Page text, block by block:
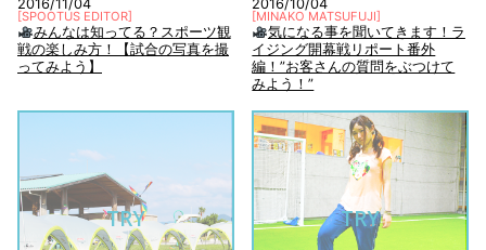
2016/11/04
[SPOOTUS EDITOR]
みんなは知ってる？スポーツ観
戦の楽しみ方！【試合の写真を撮
ってみよう】
2016/10/04
[MINAKO MATSUFUJI]
気になる事を聞いてきます！ラ
イジング開幕戦リポート番外
編！”お客さんの質問をぶつけて
みよう！”
TRY TRY